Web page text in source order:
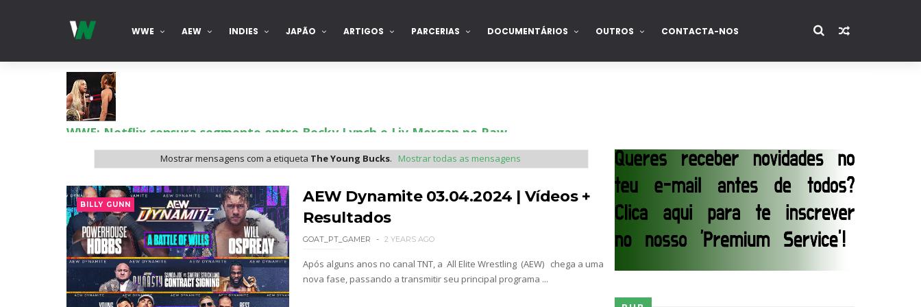
WWE AEW INDIES JAPÃO ARTIGOS PARCERIAS DOCUMENTÁRIOS OUTROS CONTACTA-NOS
WWE: Netflix censura segmento entre Becky Lynch e Liv Morgan no Raw
SCSA867-Aug 07 2026
Estreia no Main Roster à vista? WWE regista marca "Vice City" para Lola Vice
SCSA867-Aug 07 2026
Recomeço na AEW: Daniel Garcia revela como Jon Moxley salvou a identidade da empresa junto dos fãs
SCSA867-Aug 07 2026
Mostrar mensagens com a etiqueta The Young Bucks. Mostrar todas as mensagens
BILLY GUNN
AEW Dynamite 03.04.2024 | Vídeos +
Resultados
GOAT_PT_GAMER 2 YEARS AGO
Após alguns anos no canal TNT, a All Elite Wrestling (AEW) chega a uma
nova fase, passando a transmitir seu principal programa ...